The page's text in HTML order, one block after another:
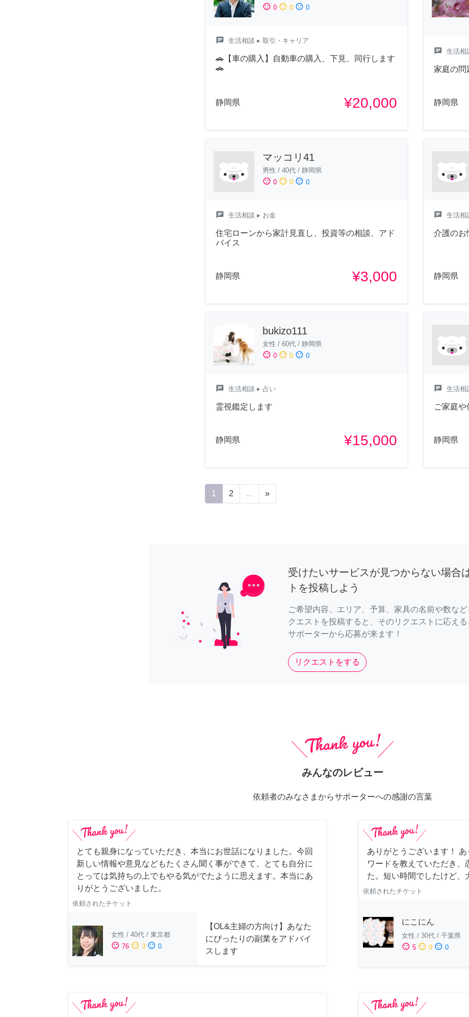
sentiment_satisfied 0 sentiment_neutral 0 sentiment_dissatisfied 0
chat 生活相談 ▸ 取引・キャリア
🚗【車の購入】自動車の購入、下見、同行します
🚗
静岡県 ¥20,000
chat 生活相
家庭の問
静岡県
マッコリ41
男性 / 40代 / 静岡県
sentiment_satisfied 0 sentiment_neutral 0 sentiment_dissatisfied 0
chat 生活相談 ▸ お金
住宅ローンから家計見直し、投資等の相談、アド
バイス
静岡県 ¥3,000
chat 生活相
介護のお
静岡県
bukizo111
女性 / 60代 / 静岡県
sentiment_satisfied 0 sentiment_neutral 0 sentiment_dissatisfied 0
chat 生活相談 ▸ 占い
霊視鑑定します
静岡県 ¥15,000
chat 生活相
ご家庭や
静岡県
1 2 ... »
受けたいサービスが見つからない場合
トを投稿しよう
ご希望内容、エリア、予算、家具の名前や数など
クエストを投稿すると、そのリクエストに応え
サポーターから応募が来ます！
リクエストをする
みんなのレビュー
依頼者のみなさまからサポーターへの感謝の言葉
とても親身になっていただき、本当にお世話になりました。今回
新しい情報や意見などもたくさん聞く事ができて、とても自分に
とっては気持ちの上でもやる気がでたように思えます。本当にあ
りがとうございました。
依頼されたチケット
女性 / 40代 / 東京都
sentiment_satisfied 76 sentiment_neutral 3 sentiment_dissatisfied 0
【OL&主婦の方向け】あなた
にぴったりの副業をアドバイ
スします
ありがとうございます！
ワードを教えていただき、
た。短い時間でしたけど、
依頼されたチケット
にこにん
女性 / 30代 / 千葉県
sentiment_satisfied 5 sentiment_neutral 0 sentiment_dissatisfied 0